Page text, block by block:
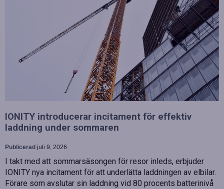
IONITY introducerar incitament för effektiv
laddning under sommaren
Publicerad juli 9, 2026
I takt med att sommarsäsongen för resor inleds, erbjuder
IONITY nya incitament för att underlätta laddningen av elbilar.
Förare som avslutar sin laddning vid 80 procents batterinivå